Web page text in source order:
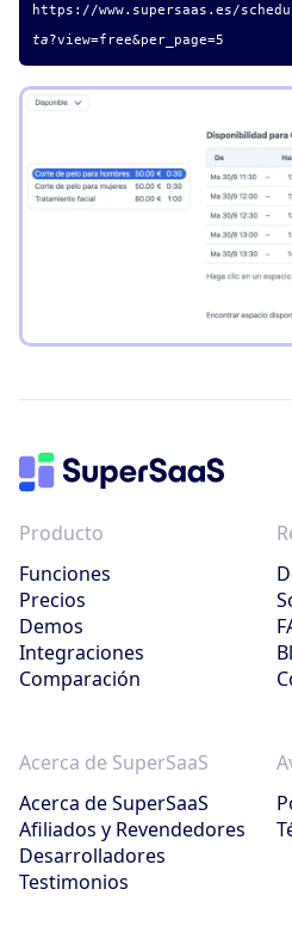
https://www.supersaas.es/
ta?view=free&per_page=5
Producto
Funciones
Precios
Demos
Integraciones
Comparación
Acerca de SuperSaaS
Acerca de SuperSaaS
Afiliados y Revendedores
Desarrolladores
Testimonios